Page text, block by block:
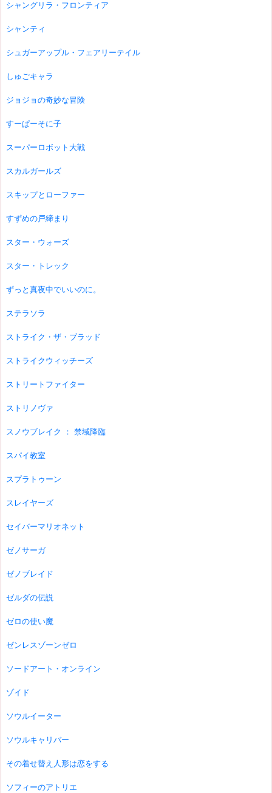
シャングリラ・フロンティア
シャンティ
シュガーアップル・フェアリーテイル
しゅごキャラ
ジョジョの奇妙な冒険
すーぱーそに子
スーパーロボット大戦
スカルガールズ
スキップとローファー
すずめの戸締まり
スター・ウォーズ
スター・トレック
ずっと真夜中でいいのに。
ステラソラ
ストライク・ザ・ブラッド
ストライクウィッチーズ
ストリートファイター
ストリノヴァ
スノウブレイク ： 禁域降臨
スパイ教室
スプラトゥーン
スレイヤーズ
セイバーマリオネット
ゼノサーガ
ゼノブレイド
ゼルダの伝説
ゼロの使い魔
ゼンレスゾーンゼロ
ソードアート・オンライン
ゾイド
ソウルイーター
ソウルキャリバー
その着せ替え人形は恋をする
ソフィーのアトリエ